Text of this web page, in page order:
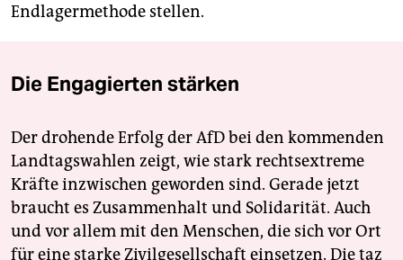
Endlagermethode stellen.
Die Engagierten stärken
Der drohende Erfolg der AfD bei den kommenden
Landtagswahlen zeigt, wie stark rechtsextreme
Kräfte inzwischen geworden sind. Gerade jetzt
braucht es Zusammenhalt und Solidarität. Auch
und vor allem mit den Menschen, die sich vor Ort
für eine starke Zivilgesellschaft einsetzen. Die taz